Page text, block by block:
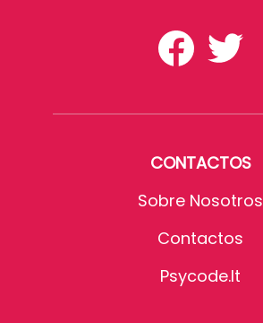
CONTACTOS
Sobre Nosotros
Contactos
Psycode.it